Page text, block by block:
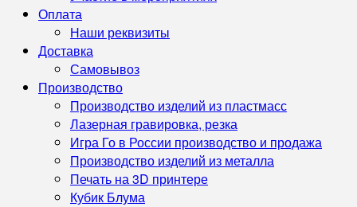
Оплата
Наши реквизиты
Доставка
Самовывоз
Производство
Производство изделий из пластмасс
Лазерная гравировка, резка
Игра Го в России производство и продажа
Производство изделий из металла
Печать на 3D принтере
Кубик Блума